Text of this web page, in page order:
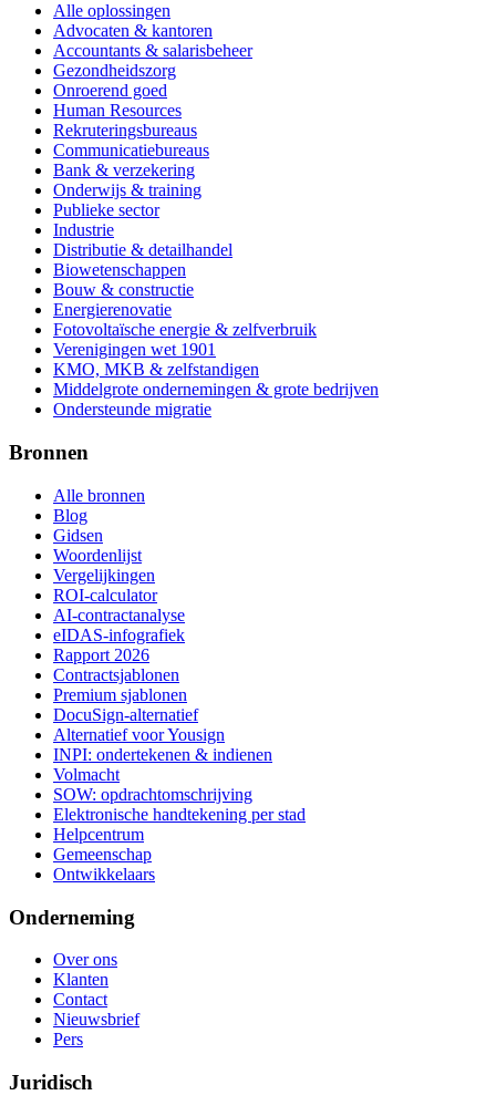
Alle oplossingen
Advocaten & kantoren
Accountants & salarisbeheer
Gezondheidszorg
Onroerend goed
Human Resources
Rekruteringsbureaus
Communicatiebureaus
Bank & verzekering
Onderwijs & training
Publieke sector
Industrie
Distributie & detailhandel
Biowetenschappen
Bouw & constructie
Energierenovatie
Fotovoltaïsche energie & zelfverbruik
Verenigingen wet 1901
KMO, MKB & zelfstandigen
Middelgrote ondernemingen & grote bedrijven
Ondersteunde migratie
Bronnen
Alle bronnen
Blog
Gidsen
Woordenlijst
Vergelijkingen
ROI-calculator
AI-contractanalyse
eIDAS-infografiek
Rapport 2026
Contractsjablonen
Premium sjablonen
DocuSign-alternatief
Alternatief voor Yousign
INPI: ondertekenen & indienen
Volmacht
SOW: opdrachtomschrijving
Elektronische handtekening per stad
Helpcentrum
Gemeenschap
Ontwikkelaars
Onderneming
Over ons
Klanten
Contact
Nieuwsbrief
Pers
Juridisch